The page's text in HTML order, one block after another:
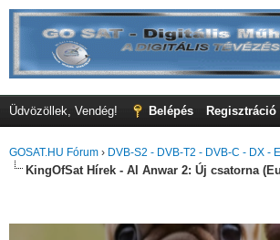
Üdvözöllek, Vendég! Belépés Regisztráció
GOSAT.HU Fórum › DVB-S2 - DVB-T2 - DVB-C - DX -
KingOfSat Hírek - Al Anwar 2: Új csatorna